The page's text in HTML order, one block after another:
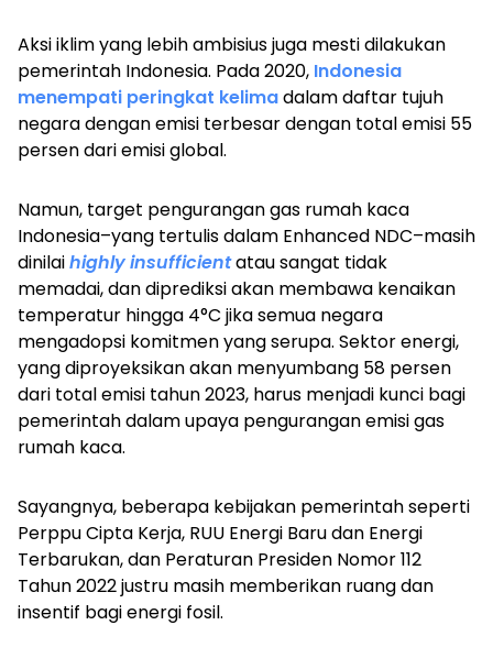
Aksi iklim yang lebih ambisius juga mesti dilakukan
pemerintah Indonesia. Pada 2020, Indonesia
menempati peringkat kelimadalam daftar tujuh
negara dengan emisi terbesar dengan total emisi 55
persen dari emisi global.
Namun, target pengurangan gas rumah kaca
Indonesia–yang tertulis dalam Enhanced NDC–masih
dinilaihighly insufficientatau sangat tidak
memadai, dan diprediksi akan membawa kenaikan
temperatur hingga 4°C jika semua negara
mengadopsi komitmen yang serupa. Sektor energi,
yang diproyeksikan akan menyumbang 58 persen
dari total emisi tahun 2023, harus menjadi kunci bagi
pemerintah dalam upaya pengurangan emisi gas
rumah kaca.
Sayangnya, beberapa kebijakan pemerintah seperti
Perppu Cipta Kerja, RUU Energi Baru dan Energi
Terbarukan, dan Peraturan Presiden Nomor 112
Tahun 2022 justru masih memberikan ruang dan
insentif bagi energi fosil.